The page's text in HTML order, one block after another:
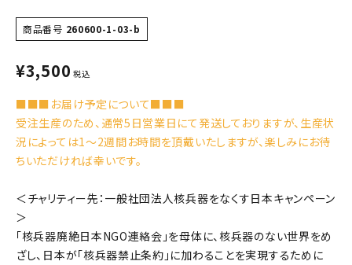
商品番号 260600-1-03-b
¥3,500 税込
■■■お届け予定について■■■
受注生産のため、通常5日営業日にて発送しておりますが、生産状
況によっては1〜2週間お時間を頂戴いたしますが、楽しみにお待
ちいただければ幸いです。
＜チャリティー先：一般社団法人核兵器をなくす日本キャンペーン
＞
「核兵器廃絶日本NGO連絡会」を母体に、核兵器のない世界をめ
ざし、日本が「核兵器禁止条約」に加わることを実現するために